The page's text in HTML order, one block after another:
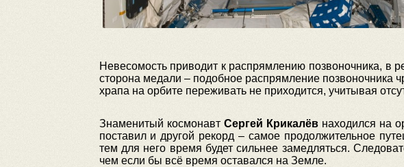
Невесомость приводит к распрямлению позвоночника, в
сторона медали – подобное распрямление
храпа на орбите переживать не приходится, учитывая
Знаменитый космонавт Сергей Крикалёвнаходился на
поставил и другой рекорд – самое продолжительное
тем для него время будет сильнее замедляться.
чем если бы всё время оставался на Земле.